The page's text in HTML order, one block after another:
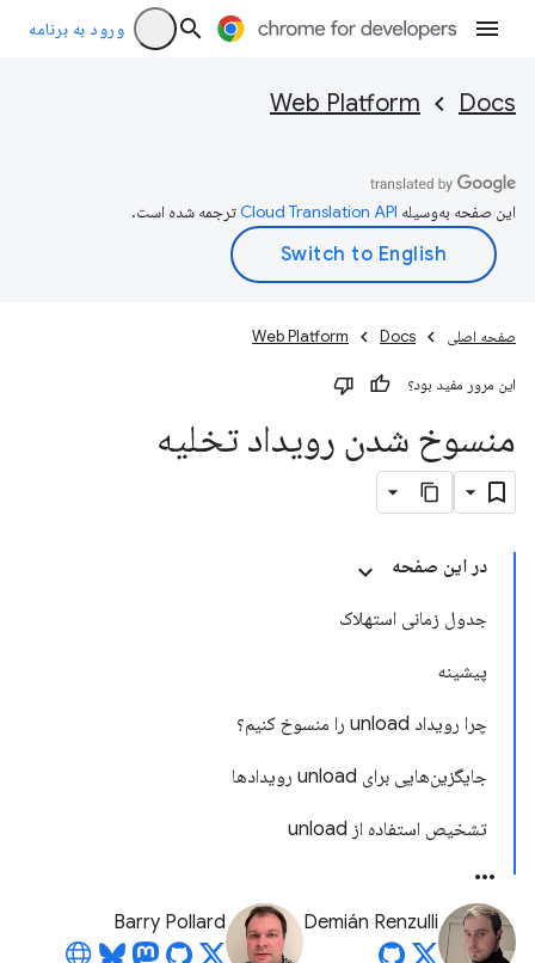
ورود به برنامه
Docs
Web Platform
این صفحه به‌وسیله ترجمه شده است.
صفحه اصلی Docs
Web Platform
این مرور مفید بود؟
منسوخ شدن رویداد تخلیه
در این صفحه
جدول زمانی استهلاک
پیشینه
چرا رویداد unload را منسوخ کنیم؟
جایگزین‌هایی برای unload رویدادها
تشخیص استفاده از unload
Demián Renzulli
Barry Pollard